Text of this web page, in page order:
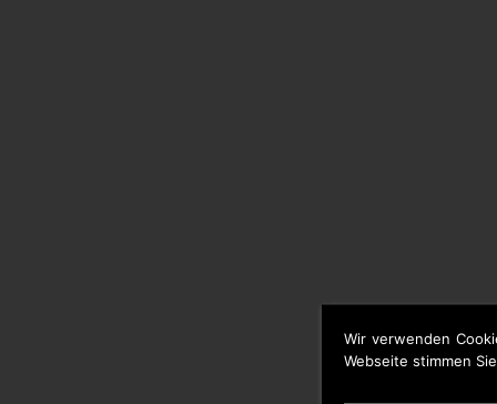
Wir verwenden
Webseite stimmen